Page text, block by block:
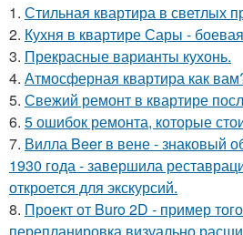
1. Стильная квартира в светлых
2. Кухня в квартире Сары -
3. Прекрасные варианты кухонь.
4. Атмосферная квартира как
5. Свежий ремонт в квартире
6. 5 ошибок ремонта, которые
7. Вилла Beer в вене - знаковый
1930 года - завершила
откроется для экскурсий.
8. Проект от Buro 2D - пример
перепланировка визуально